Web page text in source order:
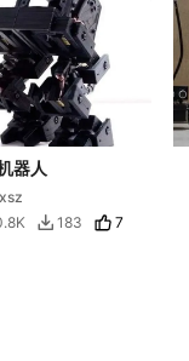
器人
xsz
 183 7